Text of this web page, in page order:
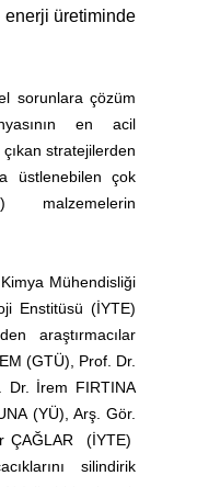
enerji üretiminde
sorunlara çözüm
en acil
stratejilerden
üstlenebilen çok
malzemelerin
Mühendisliği
Enstitüsü (İYTE)
araştırmacılar
(GTÜ), Prof. Dr.
Dr. İrem FIRTINA
(YÜ), Arş. Gör.
ÇAĞLAR (İYTE)
silindirik